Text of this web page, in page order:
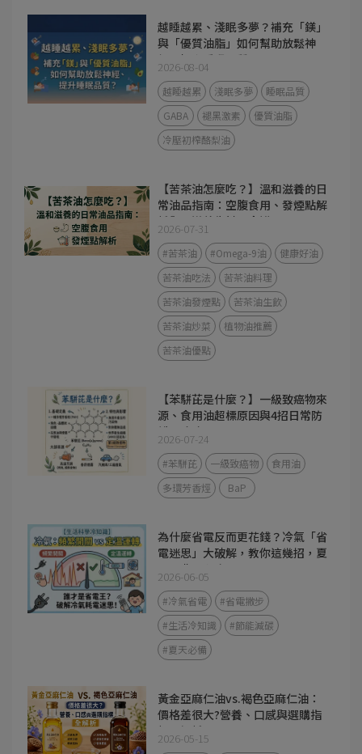
越睡越累、淺眠多夢？補充「鎂」
與「優質油脂」如何幫助放鬆神
經、提升睡眠品質？
2026-08-04
越睡越累 淺眠多夢
睡眠品質
GABA
褪黑激素
優質油脂
冷壓初榨酪梨油
【苦茶油怎麼吃？】溫和滋養的日
常油品指南：空腹食用、發煙點解
析與 3 道養生料理食譜
2026-07-31
#苦茶油 #Omega-9油
健康好油
苦茶油吃法
苦茶油料理
苦茶油發煙點
苦茶油生飲
苦茶油炒菜
植物油推薦
苦茶油優點
【苯駢芘是什麼？】一級致癌物來
源、食用油超標原因與4招日常防
護全攻略
2026-07-24
#苯駢芘 一級致癌物
食用油
多環芳香烴
BaP
為什麼省電反而更花錢？冷氣「省
電迷思」大破解，教你這幾招，夏
天電費不心疼
2026-06-05
#冷氣省電
#省電撇步
#生活冷知識
#節能減碳
#夏天必備
黃金亞麻仁油vs.褐色亞麻仁油：
價格差很大?營養、口感與選購指
標全解析
2026-05-15